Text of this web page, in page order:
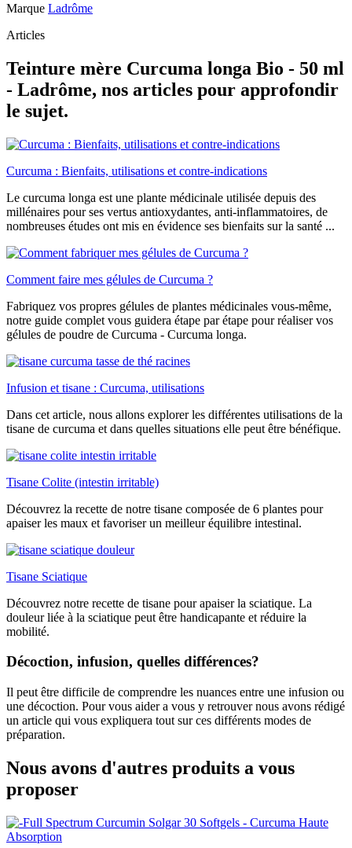
Marque Ladrôme
Articles
Teinture mère Curcuma longa Bio - 50 ml
- Ladrôme, nos articles pour approfondir
le sujet.
Curcuma : Bienfaits, utilisations et contre-indications
Le curcuma longa est une plante médicinale utilisée depuis des
millénaires pour ses vertus antioxydantes, anti-inflammatoires, de
nombreuses études ont mis en évidence ses bienfaits sur la santé ...
Comment faire mes gélules de Curcuma ?
Fabriquez vos propres gélules de plantes médicinales vous-même,
notre guide complet vous guidera étape par étape pour réaliser vos
gélules de poudre de Curcuma - Curcuma longa.
Infusion et tisane : Curcuma, utilisations
Dans cet article, nous allons explorer les différentes utilisations de la
tisane de curcuma et dans quelles situations elle peut être bénéfique.
Tisane Colite (intestin irritable)
Découvrez la recette de notre tisane composée de 6 plantes pour
apaiser les maux et favoriser un meilleur équilibre intestinal.
Tisane Sciatique
Découvrez notre recette de tisane pour apaiser la sciatique. La
douleur liée à la sciatique peut être handicapante et réduire la
mobilité.
Décoction, infusion, quelles différences?
Il peut être difficile de comprendre les nuances entre une infusion ou
une décoction. Pour vous aider a vous y retrouver nous avons rédigé
un article qui vous expliquera tout sur ces différents modes de
préparation.
Nous avons d'autres produits a vous
proposer